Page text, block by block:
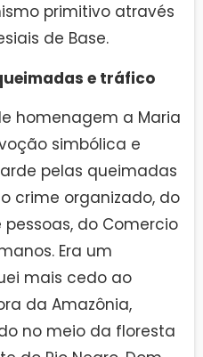
primitivo através
de Base.
e tráfico
homenagem a Maria
simbólica e
pelas queimadas
crime organizado, do
do Comercio
Era um
mais cedo ao
da Amazônia,
no meio da floresta